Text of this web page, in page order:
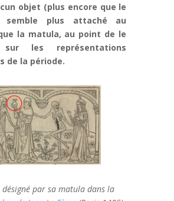
objet (plus encore que le
semble plus attaché au
la matula, au point de le
sur les représentations
de la période.
désigné par sa matula dans la